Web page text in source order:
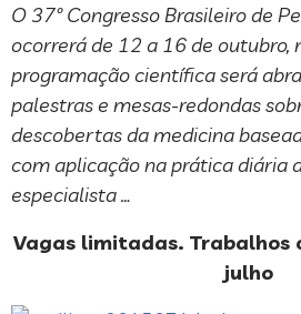
O 37º Congresso Brasileiro de
ocorrerá de 12 a 16 de outubro,
programação científica será
palestras e mesas-redondas
descobertas da medicina
com aplicação na prática diária
especialista …
Vagas limitadas. Trabalhos
julho